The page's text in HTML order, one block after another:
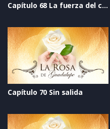
Capítulo 68 La fuerza del corazón
Capítulo 70 Sin salida